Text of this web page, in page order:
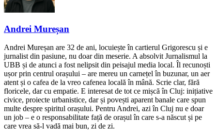
Andrei Mureșan
Andrei Mureșan are 32 de ani, locuiește în cartierul Grigorescu și e
jurnalist din pasiune, nu doar din meserie. A absolvit Jurnalismul la
UBB și de atunci a fost nelipsit din peisajul media local. Îl recunoști
ușor prin centrul orașului – are mereu un carnețel în buzunar, un aer
atent și o cafea de la vreo cafenea locală în mână. Scrie clar, fără
floricele, dar cu empatie. E interesat de tot ce mișcă în Cluj: inițiative
civice, proiecte urbanistice, dar și povești aparent banale care spun
multe despre spiritul orașului. Pentru Andrei, azi în Cluj nu e doar
un job – e o responsabilitate față de orașul în care s-a născut și pe
care vrea să-l vadă mai bun, zi de zi.